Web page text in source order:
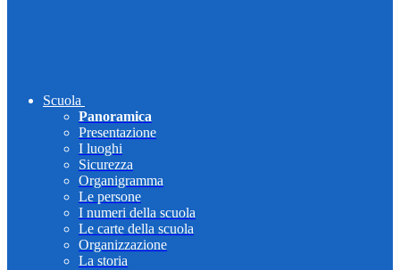
Scuola
Panoramica
Presentazione
I luoghi
Sicurezza
Organigramma
Le persone
I numeri della scuola
Le carte della scuola
Organizzazione
La storia